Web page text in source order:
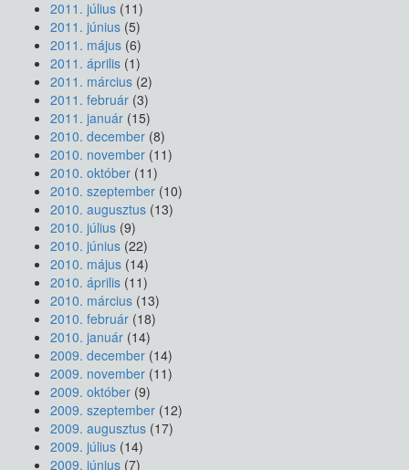
2011. július (11)
2011. június (5)
2011. május (6)
2011. április (1)
2011. március (2)
2011. február (3)
2011. január (15)
2010. december (8)
2010. november (11)
2010. október (11)
2010. szeptember (10)
2010. augusztus (13)
2010. július (9)
2010. június (22)
2010. május (14)
2010. április (11)
2010. március (13)
2010. február (18)
2010. január (14)
2009. december (14)
2009. november (11)
2009. október (9)
2009. szeptember (12)
2009. augusztus (17)
2009. július (14)
2009. június (7)